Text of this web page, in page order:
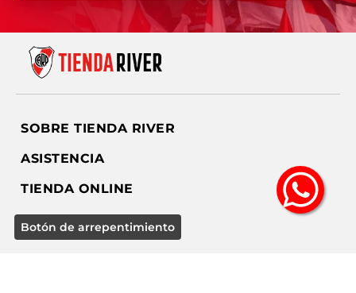
SOBRE TIENDA RIVER
ASISTENCIA
TIENDA ONLINE